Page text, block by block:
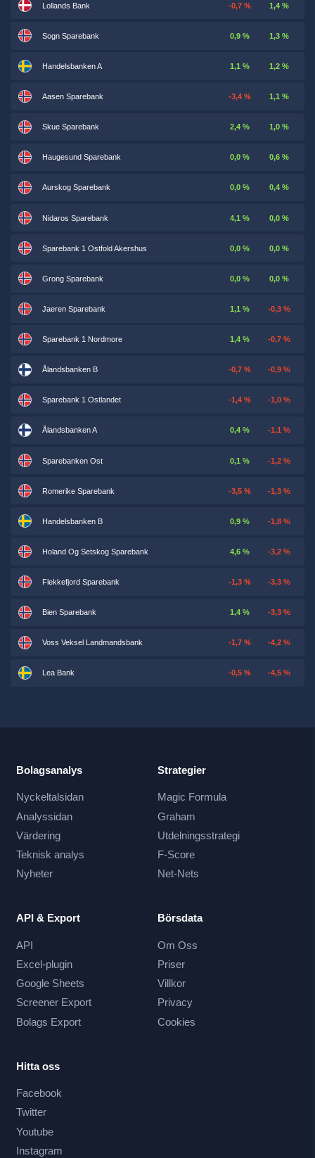
Lollands Bank -0,7 % 1,4 %
Sogn Sparebank 0,9 % 1,3 %
Handelsbanken A 1,1 % 1,2 %
Aasen Sparebank -3,4 % 1,1 %
Skue Sparebank 2,4 % 1,0 %
Haugesund Sparebank 0,0 % 0,6 %
Aurskog Sparebank 0,0 % 0,4 %
Nidaros Sparebank 4,1 % 0,0 %
Sparebank 1 Ostfold Akershus 0,0 % 0,0 %
Grong Sparebank 0,0 % 0,0 %
Jaeren Sparebank 1,1 % -0,3 %
Sparebank 1 Nordmore 1,4 % -0,7 %
Ålandsbanken B -0,7 % -0,9 %
Sparebank 1 Ostlandet -1,4 % -1,0 %
Ålandsbanken A 0,4 % -1,1 %
Sparebanken Ost 0,1 % -1,2 %
Romerike Sparebank -3,5 % -1,3 %
Handelsbanken B 0,9 % -1,8 %
Holand Og Setskog Sparebank 4,6 % -3,2 %
Flekkefjord Sparebank -1,3 % -3,3 %
Bien Sparebank 1,4 % -3,3 %
Voss Veksel Landmandsbank -1,7 % -4,2 %
Lea Bank -0,5 % -4,5 %
Bolagsanalys
Nyckeltalsidan
Analyssidan
Värdering
Teknisk analys
Nyheter
Strategier
Magic Formula
Graham
Utdelningsstrategi
F-Score
Net-Nets
API & Export
API
Excel-plugin
Google Sheets
Screener Export
Bolags Export
Börsdata
Om Oss
Priser
Villkor
Privacy
Cookies
Hitta oss
Facebook
Twitter
Youtube
Instagram